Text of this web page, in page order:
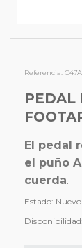
Referencia: C47A
PEDAL
El pedal
el puño
cuerda.
Estado: Nuevo
Disponibilidad: